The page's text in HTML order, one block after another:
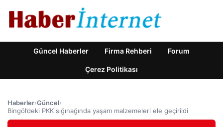
Güncel Haberler Firma Rehberi Forum
Çerez Politikası
Haberler›Güncel›
Bingöl’deki PKK sığınağında yaşam malzemeleri ele geçirildi